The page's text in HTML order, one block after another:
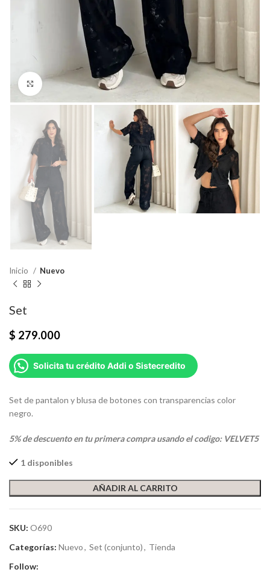
Click para agrandar
Inicio Nuevo
Set
$ 279.000
Solicita tu crédito Addi o Sistecredito
Set de pantalon y blusa de botones con transparencias color
negro.
5% de descuento en tu primera compra usando el codigo: VELVET5
1 disponibles
AÑADIR AL CARRITO
SKU: O690
Categorías: Nuevo, Set (conjunto), Tienda
Follow: